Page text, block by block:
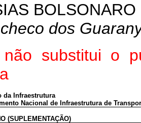
BOLSONARO
dos
substitui o
da Infraestrutura
Nacional de Infraestrutura de
(SUPLEMENTAÇÃO)